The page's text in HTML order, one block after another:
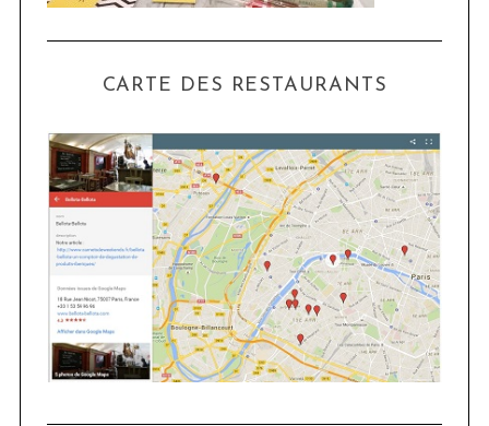
CARTE DES RESTAURANTS